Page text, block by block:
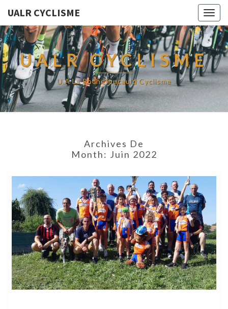
UALR CYCLISME
UALR CYCLISME
U.A La Rochefoucauld Cyclisme
Archives De
Month: Juin 2022